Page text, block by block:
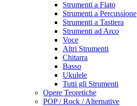
Strumenti a Fiato
Strumenti a Percussione
Strumenti a Tastiera
Strumenti ad Arco
Voce
Altri Strumenti
Chitarra
Basso
Ukulele
Tutti gli Strumenti
Opere Teoretiche
POP / Rock / Alternative